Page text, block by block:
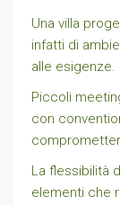
Una villa
infatti di
alle esigenze.
Piccoli
con
La flessibilità
elementi che